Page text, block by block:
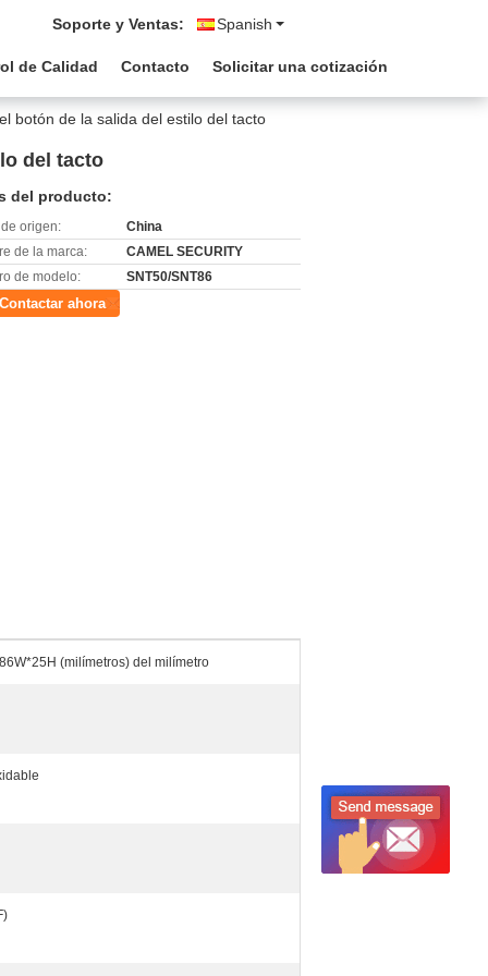
Spanish
Soporte y Ventas:
de Calidad Contacto Solicitar una cotización
botón de la salida del estilo del tacto
del tacto
del producto:
origen:
China
de la marca:
CAMEL SECURITY
de modelo:
SNT50/SNT86
Contactar ahora
(milímetros) del milímetro